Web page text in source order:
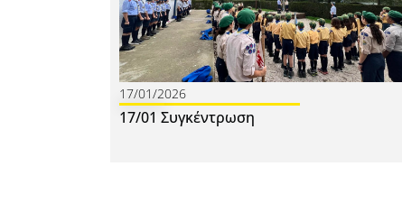
17/01/2026
17/01 Συγκέντρωση